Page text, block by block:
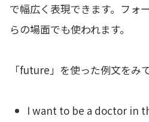
で幅広く表現できます。フォ
らの場面でも使われます。
「future」を使った例文をみ
I want to be a doctor in